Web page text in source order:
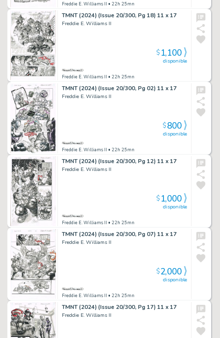
Freddie E. Williams II • 22h 25mn
TMNT (2024) (Issue 20/300, Pg 18) 11 x 17
Freddie E. Williams II
Freddie E. Williams II • 22h 25mn
disponible
$1,100
TMNT (2024) (Issue 20/300, Pg 02) 11 x 17
Freddie E. Williams II
Freddie E. Williams II • 22h 25mn
disponible
$800
TMNT (2024) (Issue 20/300, Pg 12) 11 x 17
Freddie E. Williams II
Freddie E. Williams II • 22h 25mn
disponible
$1,000
TMNT (2024) (Issue 20/300, Pg 07) 11 x 17
Freddie E. Williams II
Freddie E. Williams II • 22h 25mn
disponible
$2,000
TMNT (2024) (Issue 20/300, Pg 17) 11 x 17
Freddie E. Williams II